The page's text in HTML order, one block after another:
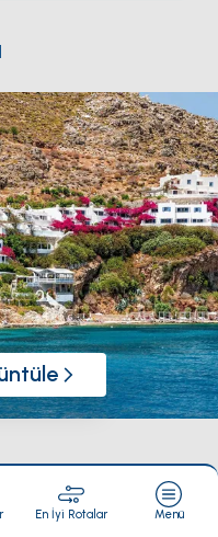
boş kayalık koyları
ve
Mayıs ile Ekim
Tümünü Gör
En İyi Rotalar Menü